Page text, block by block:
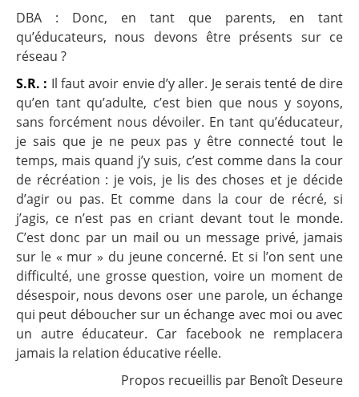
DBA : Donc, en tant que parents, en tant
qu’éducateurs, nous devons être présents sur ce
réseau ?
S.R. : Il faut avoir envie d’y aller. Je serais tenté de dire
qu’en tant qu’adulte, c’est bien que nous y soyons,
sans forcément nous dévoiler. En tant qu’éducateur,
je sais que je ne peux pas y être connecté tout le
temps, mais quand j’y suis, c’est comme dans la cour
de récréation : je vois, je lis des choses et je décide
d’agir ou pas. Et comme dans la cour de récré, si
j’agis, ce n’est pas en criant devant tout le monde.
C’est donc par un mail ou un message privé, jamais
sur le « mur » du jeune concerné. Et si l’on sent une
difficulté, une grosse question, voire un moment de
désespoir, nous devons oser une parole, un échange
qui peut déboucher sur un échange avec moi ou avec
un autre éducateur. Car facebook ne remplacera
jamais la relation éducative réelle.
Propos recueillis par Benoît Deseure